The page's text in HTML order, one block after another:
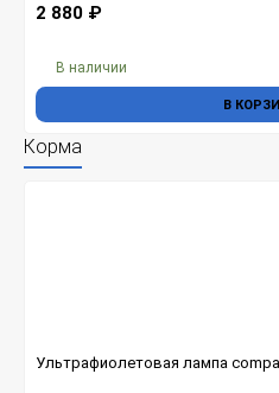
2 880 ₽
В наличии
В
Корма
Ультрафиолетовая лампа